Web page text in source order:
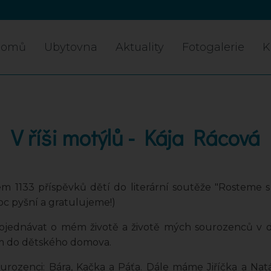
Ubytovna Aktuality Fotogalerie
V říši motýlů - Kája Rácová
1133 příspěvků dětí do literární soutěže "Rosteme
pyšní a gratulujeme!)
o mém životě a životě mých sourozenců v
do dětského domova.
Bára, Kačka a Páťa. Dále máme Jiříčka a